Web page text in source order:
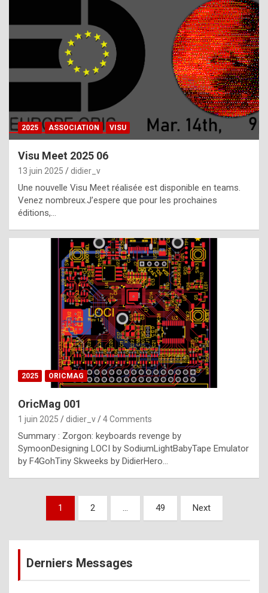
h
a
t
t
e
b
e
s
t
p
h
o
n
y
l
e
x
a
%
2025 ASSOCIATION VISU
Visu Meet 2025 06
13 juin 2025 didier_v
Une nouvelle Visu Meet réalisée est disponible en teams.
Venez nombreux.J’espere que pour les prochaines
éditions,…
2025 ORICMAG
OricMag 001
1 juin 2025 didier_v 4 Comments
Summary : Zorgon: keyboards revenge by
SymoonDesigning LOCI by SodiumLightBabyTape Emulator
by F4GohTiny Skweeks by DidierHero…
Pagination
publications
1 2 … 49 Next
Derniers Messages